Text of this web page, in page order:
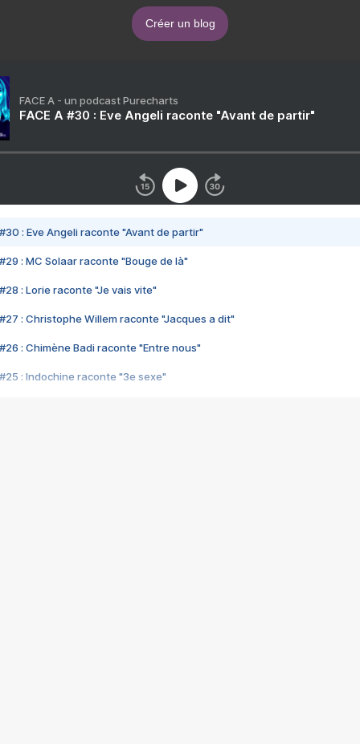
Créer un blog
FACE A - un podcast Purecharts
FACE A #30 : Eve Angeli raconte "Avant de partir"
#30 : Eve Angeli raconte "Avant de partir"
#29 : MC Solaar raconte "Bouge de là"
#28 : Lorie raconte "Je vais vite"
#27 : Christophe Willem raconte "Jacques a dit"
#26 : Chimène Badi raconte "Entre nous"
#25 : Indochine raconte "3e sexe"